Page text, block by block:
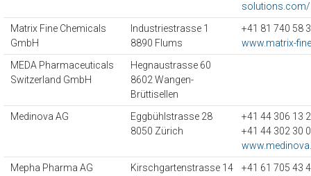
solutions.com/
Matrix Fine Chemicals
GmbH
Industriestrasse 1
8890 Flums
+41 81 740 58
www.matrix-
MEDA Pharmaceuticals
Switzerland GmbH
Hegnaustrasse 60
8602 Wangen-
Brüttisellen
Medinova AG
Eggbühlstrasse 28
8050 Zürich
+41 44 306 13
+41 44 302 30
Mepha Pharma AG
Kirschgartenstrasse 14
+41 61 705 43